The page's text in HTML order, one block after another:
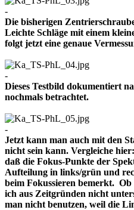
-
Die bisherigen
Leichte Schläge mit einem
folgt jetzt eine genaue
-
Dieses Testbild dokumentiert
nochmals betrachtet.
-
Jetzt kann man auch mit den
nicht sein kann. Vergleiche hier:
daß die Fokus-Punkte der
Aufteilung in links/grün und
beim Fokussieren bemerkt.
ich aus Zeitgründen nicht
man nicht benutzen, weil die